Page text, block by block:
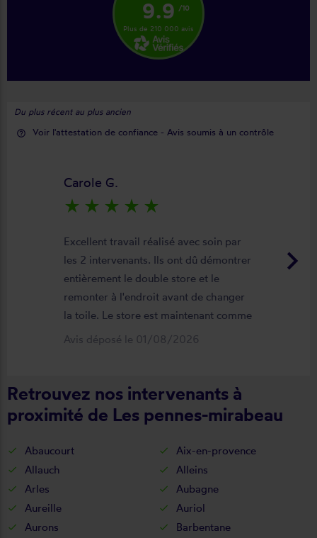
9.9 /10
Plus de 210 000 avis
Du plus récent au plus ancien
help_outline Voir l'attestation de confiance - Avis soumis à un contrôle
keyboard_arrow_right
Carole G.
star_rate star_rate star_rate star_rate star_rate
Excellent travail réalisé avec soin par
les 2 intervenants. Ils ont dû démontrer
entièrement le double store et le
remonter à l'endroit avant de changer
la toile. Le store est maintenant comme
neuf, parfaitement positionné et
Avis déposé le 01/08/2026
Retrouvez nos intervenants à
proximité de Les pennes-mirabeau
Abaucourt
Aix-en-provence
Allauch
Alleins
Arles
Aubagne
Aureille
Auriol
Aurons
Barbentane